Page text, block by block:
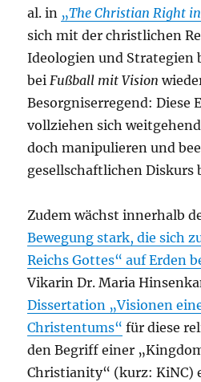
al. in „The Christian Right
sich mit der christlichen
Ideologien und Strategien
beiFußball mit Vision
Besorgniserregend: Diese
vollziehen sich
doch manipulieren und
gesellschaftlichen Diskurs
Zudem wächst innerhalb
Bewegung stark, die sich
Reichs Gottes“ auf Erden
Vikarin Dr. Maria
Dissertation „Visionen
Christentums“ für diese
den Begriff einer
Christianity“ (kurz: KiNC)